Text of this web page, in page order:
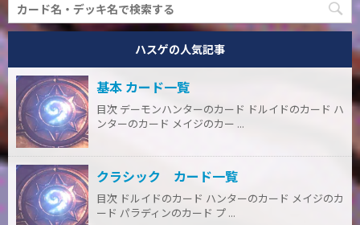
ハスゲの人気記事
基本 カード一覧
目次 デーモンハンターのカード ドルイドのカード ハ
ンターのカード メイジのカー ...
クラシック カード一覧
目次 ドルイドのカード ハンターのカード メイジのカ
ード パラディンのカード プ ...